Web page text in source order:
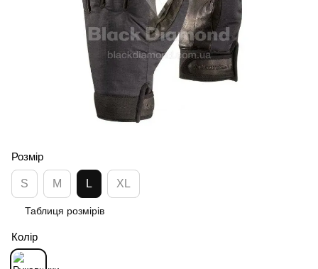
Розмір
S M L XL
Таблиця розмірів
Колір